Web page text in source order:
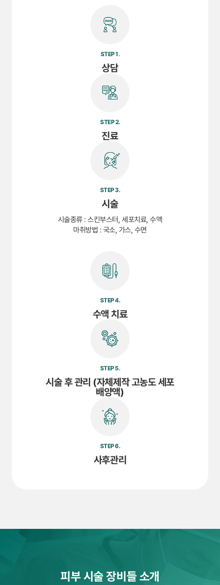
STEP 1.
상담
STEP 2.
진료
STEP 3.
시술
시술종류 : 스킨부스터, 세포치료, 수액
마취방법 : 국소, 가스, 수면
STEP 4.
수액 치료
STEP 5.
시술 후 관리 (자체제작 고농도 세포
배양액)
STEP 6.
사후관리
피부 시술 장비들 소개